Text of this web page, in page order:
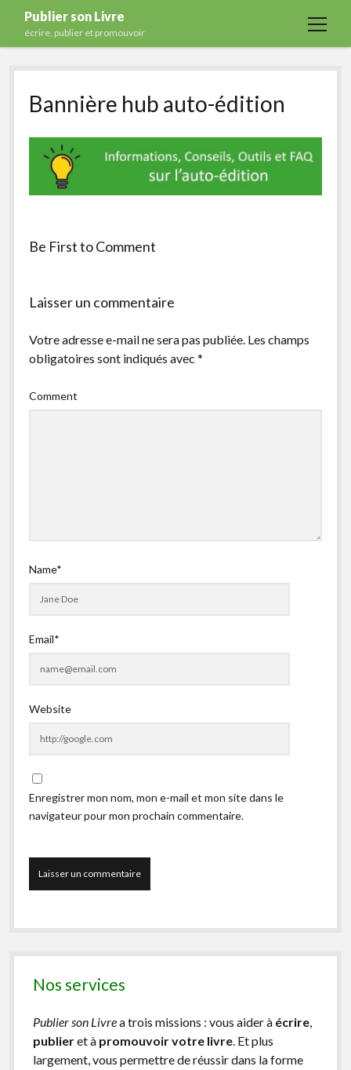
Publier son Livre
écrire, publier et promouvoir
open
Accueil
Formations
Blog
Auto-édition
Ecriture
A propos
facebookinstagram
youtubeemail-
Bannière hub auto-édition
Be First to Comment
Laisser un commentaire
Votre adresse e-mail ne sera pas publiée. Les champs
obligatoires sont indiqués avec *
Comment
Name*
Email*
Website
Enregistrer mon nom, mon e-mail et mon site dans le
navigateur pour mon prochain commentaire.
Nos services
Publier son Livrea trois missions : vous aider à écrire,
publieret à promouvoir votre livre. Et plus
largement, vous permettre de réussir dans la forme